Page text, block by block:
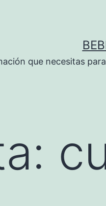
que necesitas